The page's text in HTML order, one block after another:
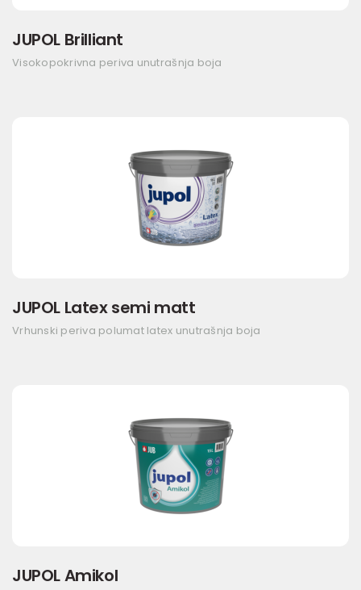
JUPOL Brilliant
Visokopokrivna periva unutrašnja boja
JUPOL Latex semi matt
Vrhunski periva polumat latex unutrašnja boja
JUPOL Amikol